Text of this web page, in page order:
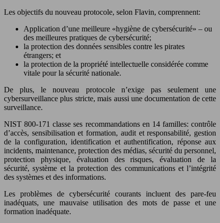
Les objectifs du nouveau protocole, selon Flavin, comprennent:
Application d’une meilleure «hygiène de cybersécurité» – ou
des meilleures pratiques de cybersécurité;
la protection des données sensibles contre les pirates
étrangers; et
la protection de la propriété intellectuelle considérée comme
vitale pour la sécurité nationale.
De plus, le nouveau protocole n’exige pas seulement une
cybersurveillance plus stricte, mais aussi une documentation de cette
surveillance.
NIST 800-171 classe ses recommandations en 14 familles: contrôle
d’accès, sensibilisation et formation, audit et responsabilité, gestion
de la configuration, identification et authentification, réponse aux
incidents, maintenance, protection des médias, sécurité du personnel,
protection physique, évaluation des risques, évaluation de la
sécurité, système et la protection des communications et l’intégrité
des systèmes et des informations.
Les problèmes de cybersécurité courants incluent des pare-feu
inadéquats, une mauvaise utilisation des mots de passe et une
formation inadéquate.